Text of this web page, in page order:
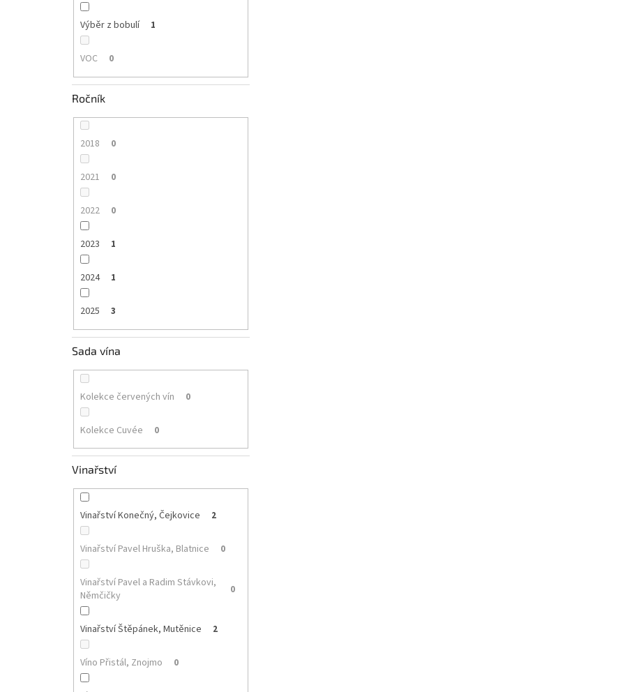
Výběr z bobulí 1
VOC 0
Ročník
2018 0
2021 0
2022 0
2023 1
2024 1
2025 3
Sada vína
Kolekce červených vín 0
Kolekce Cuvée 0
Vinařství
Vinařství Konečný, Čejkovice 2
Vinařství Pavel Hruška, Blatnice 0
Vinařství Pavel a Radim Stávkovi,
Němčičky
0
Vinařství Štěpánek, Mutěnice 2
Víno Přistál, Znojmo 0